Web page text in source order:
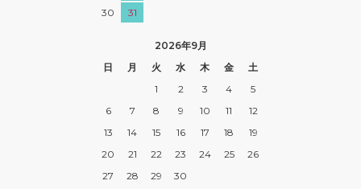
30
31
2026年9月
日
月 火 水 木 金
土
1
2 3 4
5
6
7 8 9 10 11
12
13
14 15 16 17 18
19
20
21 22 23 24 25
26
27
28 29 30